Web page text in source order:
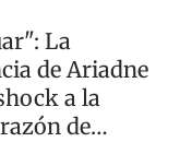
La
de Ariadne
a la
de